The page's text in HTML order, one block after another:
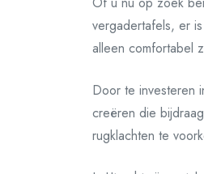
vergadertafels, er
alleen comfortabel
Door te investeren
creëren die
rugklachten te